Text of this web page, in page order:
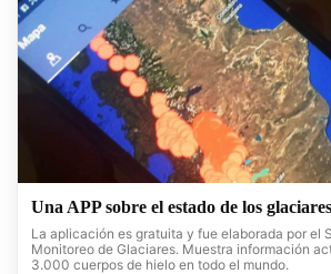
Una APP sobre el estado de los
La aplicación es gratuita y fue elaborada por el
Monitoreo de Glaciares. Muestra información
3.000 cuerpos de hielo en todo el mundo.